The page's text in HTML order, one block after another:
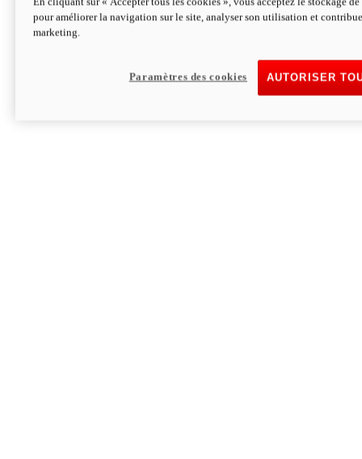
Hypermotard V2 SP 100
Découvrez-le
pour améliorer la navigation sur le site, analyser son utilisation et
marketing.
AUTORISER
Paramètres des cookies